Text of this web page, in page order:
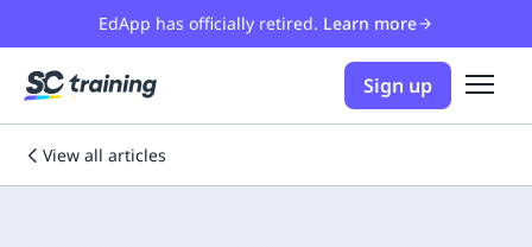
EdApp has officially retired. Learn more
Sign up
View all articles